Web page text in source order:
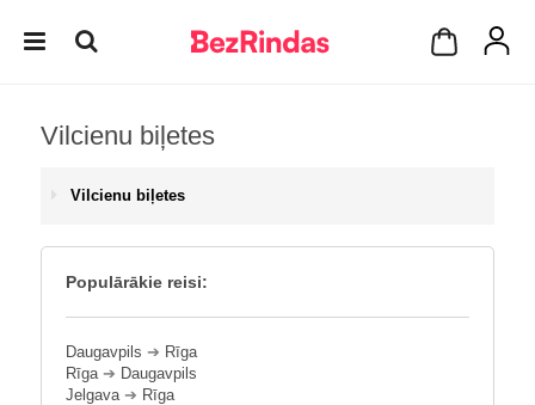
Vilcienu biļetes
Vilcienu biļetes
Populārākie reisi:
Daugavpils ➔ Rīga
Rīga➔ Daugavpils
Jelgava➔ Rīga